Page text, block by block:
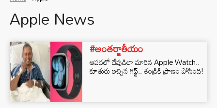
Apple News
#అంతర్జాతీయం
ఆపదలో దేవుడిలా మారిన Apple Watch..
కూతురు ఇచ్చిన గిఫ్ట్.. తండ్రికి ప్రాణం పోసింది!